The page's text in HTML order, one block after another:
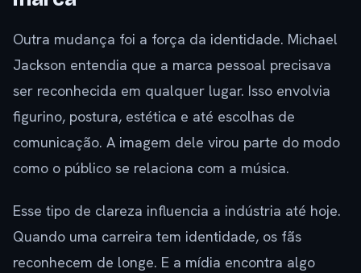
Outra mudança foi a força da identidade. Michael
Jackson entendia que a marca pessoal precisava
ser reconhecida em qualquer lugar. Isso envolvia
figurino, postura, estética e até escolhas de
comunicação. A imagem dele virou parte do modo
como o público se relaciona com a música.
Esse tipo de clareza influencia a indústria até hoje.
Quando uma carreira tem identidade, os fãs
reconhecem de longe. E a mídia encontra algo